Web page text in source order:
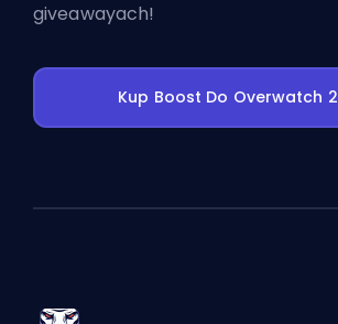
giveawayach!
Kup Boost Do Overwatch 2